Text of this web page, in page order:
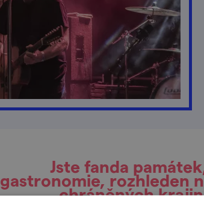
Jste fanda
gastronomie, rozhleden
chráněných